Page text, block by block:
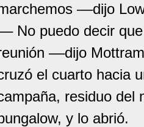
––dijo
No puedo decir
––dijo
el cuarto hacia
residuo del
y lo abrió.